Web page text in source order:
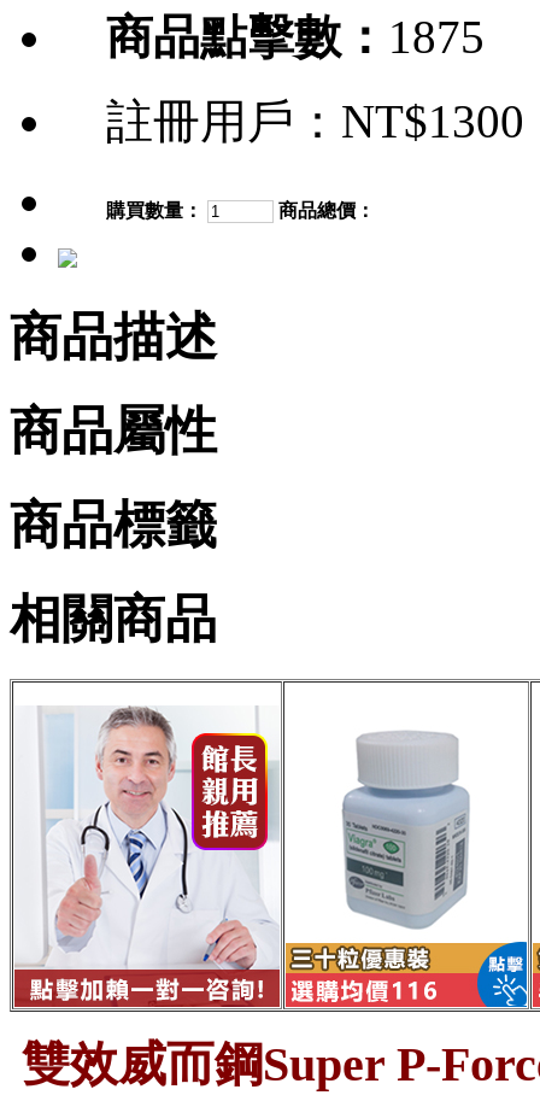
商品點擊數： 1875
註冊用戶： NT$1300
購買數量： 商品總價：
商品描述
商品屬性
商品標籤
相關商品
雙效威而鋼Super P-